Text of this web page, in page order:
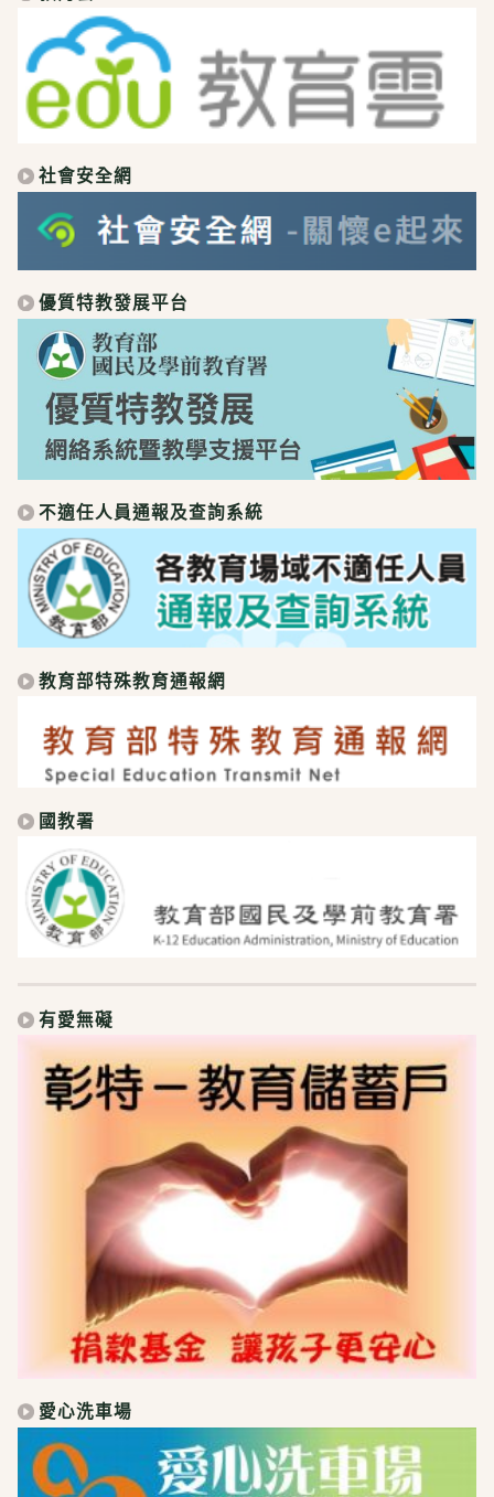
社會安全網
優質特教發展平台
不適任人員通報及查詢系統
教育部特殊教育通報網
國教署
有愛無礙
愛心洗車場